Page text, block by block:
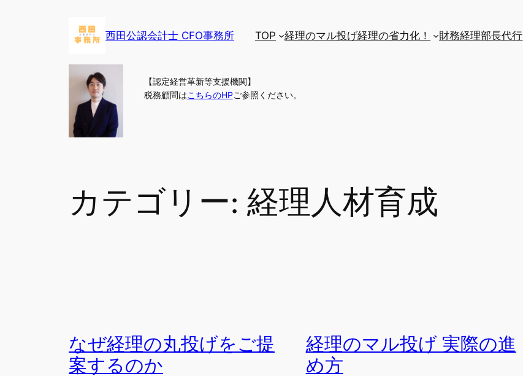
西田公認会計士 CFO事務所 TOP 経理のマル投げ経理の省力化！ 財務経理部長代行
【認定経営革新等支援機関】
税務顧問はこちらのHPご参照ください。
カテゴリー: 経理人材育成
なぜ経理の丸投げをご提
案するのか
経理のマル投げ 実際の進
め方